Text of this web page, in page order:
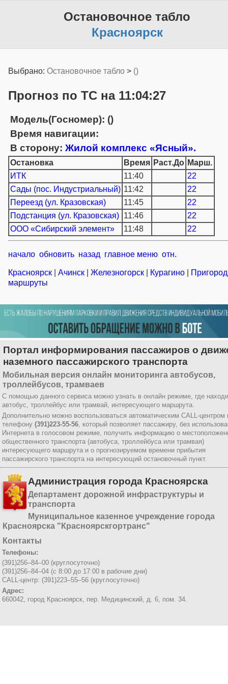
Остановочное табло
Красноярск
Выбрано: Остановочное табло > ()
Прогноз по ТС на 11:04:27
Модель(Госномер): ()
Время навигации:
В сторону: Жилой комплекс «Ясный».
Остановка Время Раст.До Марш.
ИТК
11:40
22
Сады (пос. Индустриальный) 11:42
22
Переезд (ул. Кразовская)
11:45
22
Подстанция (ул. Кразовская) 11:46
22
ООО «Сибирский элемент»
11:48 22
начало обновить назад главное меню отн.
Красноярск Ачинск Железногорск Курагино
маршруты
Портал информирования пассажиров о
наземного пассажирского транспорта
Мобильная версия онлайн мониторинга автобусов,
троллейбусов, трамваев
С помощью данного сервиса можно узнать в онлайн режиме, где
автобус, троллейбус или трамвай, интересующего маршрута.
Дополнительно можно воспользоваться автоматическим CALL-центром
телефону (391)223-55-56, который позволяет пассажиру, без
Интернета в голосовом режиме, получить информацию о
общественного транспорта (автобуса, троллейбуса или трамвая)
интересующего маршрута и о прогнозируемом времени прибытия
пассажирского транспорта на интересующий остановочный пункт.
Администрация города Красноярска
Департамент дорожной инфраструктуры и
транспорта
Муниципальное казенное учреждение города
Красноярска "Красноярскгортранс"
Контакты
Телефоны:
(391)256–84–00 (круглосуточно)
(391)256–84–04 (с 8:00 до 17:00 в рабочие дни)
CALL-центр: (391)223–55–56 (круглосуточно)
Адрес:
660042, город Красноярск, пер. Медицинский, д. 6, пом. 34.